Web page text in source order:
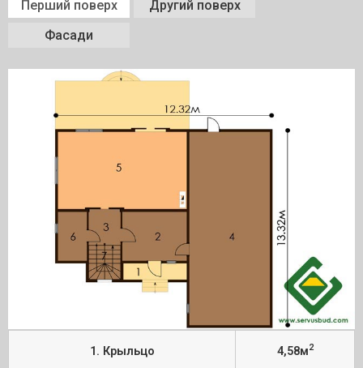
Перший поверх
Другий поверх
Фасади
1. Крыльцо 4,58м2